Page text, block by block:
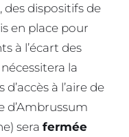
dispositifs de
en place pour
à l’écart des
la
à l’aire de
d’Ambrussum
sera fermée